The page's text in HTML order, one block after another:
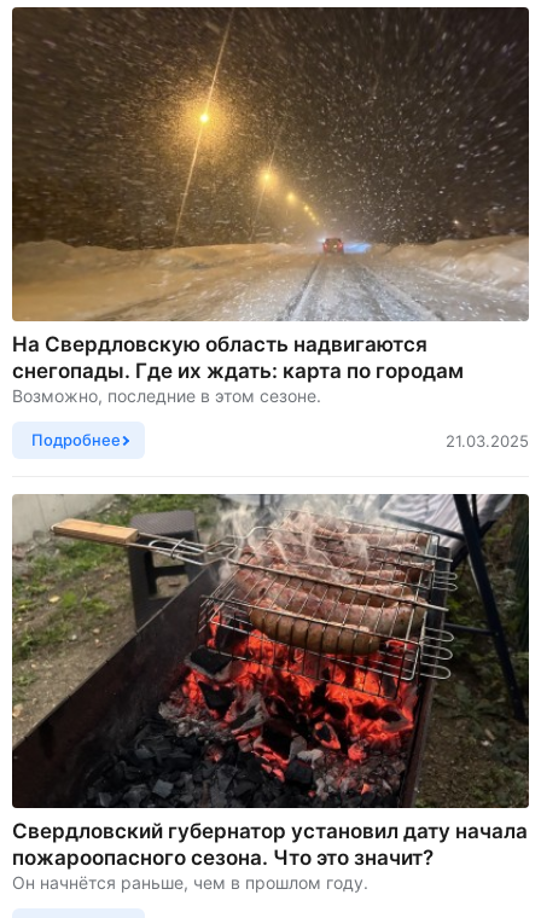
На Свердловскую область надвигаются
снегопады. Где их ждать: карта по городам
Возможно, последние в этом сезоне.
Подробнее 21.03.2025
Свердловский губернатор установил дату начала
пожароопасного сезона. Что это значит?
Он начнётся раньше, чем в прошлом году.